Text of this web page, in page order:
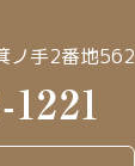
ノ手2番地562